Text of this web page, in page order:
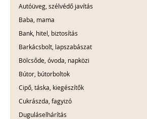
Autóüveg, szélvédő javítás
Baba, mama
Bank, hitel, biztosítás
Barkácsbolt, lapszabászat
Bölcsőde, óvoda, napközi
Bútor, bútorboltok
Cipő, táska, kiegészítők
Cukrászda, fagyizó
Duguláselhárítás